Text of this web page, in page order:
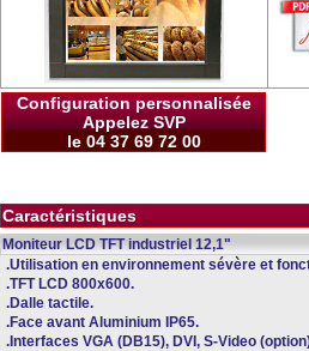
Configuration personnalisée
Appelez SVP
le 04 37 69 72 00
Caractéristiques
Moniteur LCD TFT industriel 12,1"
.Utilisation en environnement sévère et
.TFT LCD 800x600.
.Dalle tactile.
.Face avant Aluminium IP65.
.Interfaces VGA (DB15), DVI, S-Video